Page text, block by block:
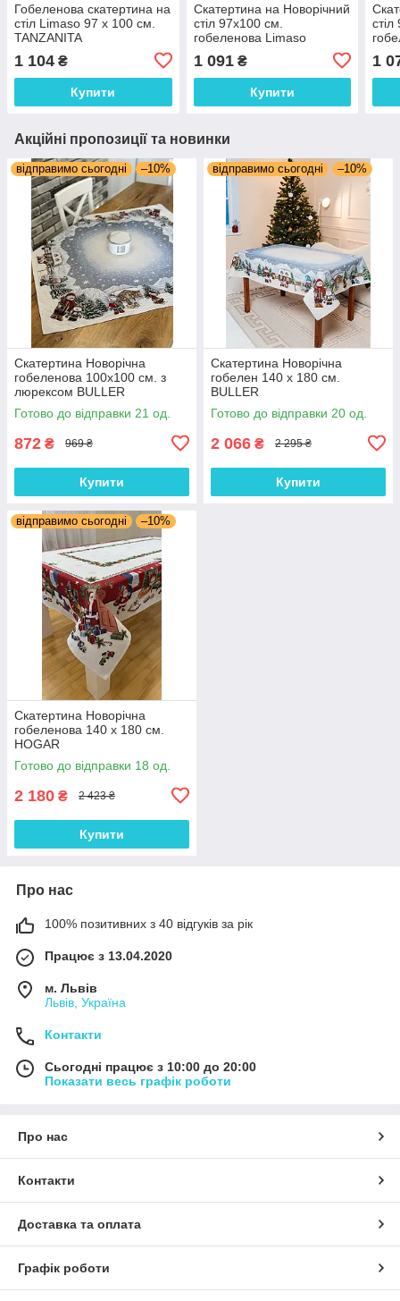
Гобеленова скатертина на
стіл Limaso 97 х 100 см.
TANZANITA
1 104 ₴
Купити
Скатертина на Новорічний
стіл 97х100 см.
гобеленова Limaso
1 091₴
Купити
1
Акційні пропозиції та новинки
відправимо сьогодні –10%
Скатертина Новорічна
гобеленова 100х100 см. з
люрексом BULLER
Готово до відправки 21 од.
872 ₴ 969 ₴
Купити
відправимо сьогодні –10%
Скатертина Новорічна
гобелен 140 х 180 см.
BULLER
Готово до відправки 20 од.
2 066 ₴ 2 295 ₴
Купити
відправимо сьогодні –10%
Скатертина Новорічна
гобеленова 140 х 180 см.
HOGAR
Готово до відправки 18 од.
2 180 ₴ 2 423 ₴
Купити
Про нас
100% позитивних з 40 відгуків за рік
Працює з 13.04.2020
м. Львів
Львів, Україна
Контакти
Сьогодні працює з 10:00 до 20:00
Показати весь графік роботи
Про нас
Контакти
Доставка та оплата
Графік роботи